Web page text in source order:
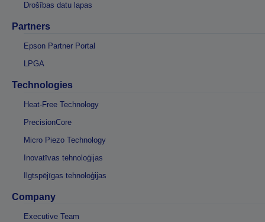
Drošības datu lapas
Partners
Epson Partner Portal
LPGA
Technologies
Heat-Free Technology
PrecisionCore
Micro Piezo Technology
Inovatīvas tehnoloģijas
Ilgtspējīgas tehnoloģijas
Company
Executive Team